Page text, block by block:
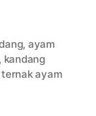
, ayam
, kandang
ternak ayam